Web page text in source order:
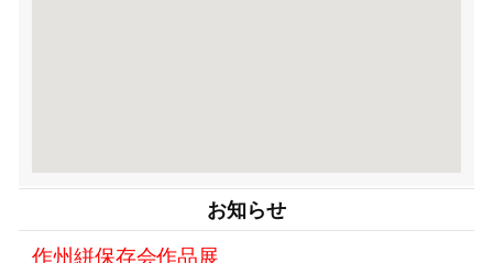
お知らせ
作州絣保存会作品展